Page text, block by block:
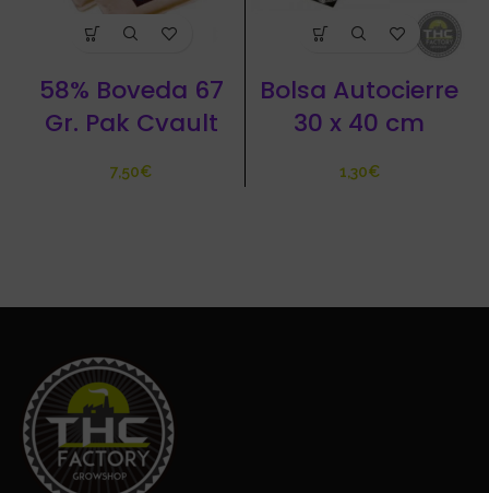
58% Boveda 67
Gr. Pak Cvault
€
Bolsa Autocierre
30 x 40 cm
€